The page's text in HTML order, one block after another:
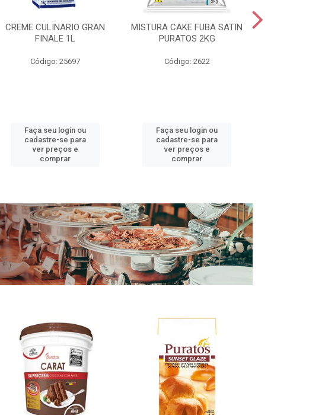
CREME CULINARIO GRAN
FINALE 1L
Código: 25697
Faça seu login ou
cadastre-se para
ver preços e
comprar
MISTURA CAKE FUBA SATIN
PURATOS 2KG
Código: 2622
Faça seu login ou
cadastre-se para
ver preços e
comprar